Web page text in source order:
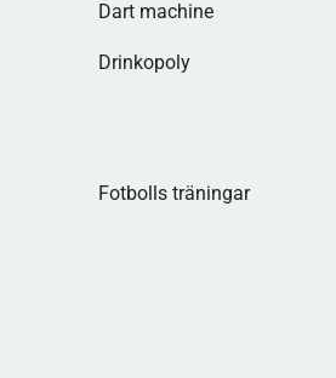
Dart machine
Drinkopoly
Fotbolls träningar